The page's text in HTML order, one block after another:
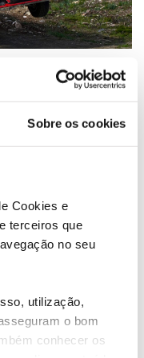
Sobre os cookies
Cookies e
terceiros que
no seu
utilização,
o bom
conhecer os
CHARGE IN